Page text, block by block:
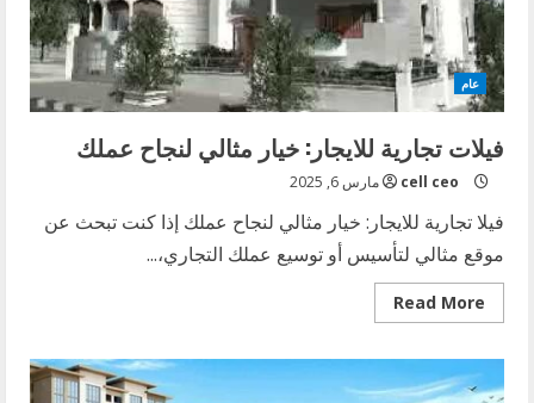
عام
فيلات تجارية للايجار: خيار مثالي لنجاح عملك
cell ceo مارس 6, 2025
فيلا تجارية للايجار: خيار مثالي لنجاح عملك إذا كنت تبحث عن
موقع مثالي لتأسيس أو توسيع عملك التجاري،...
Read More
Read
more
للايجار: